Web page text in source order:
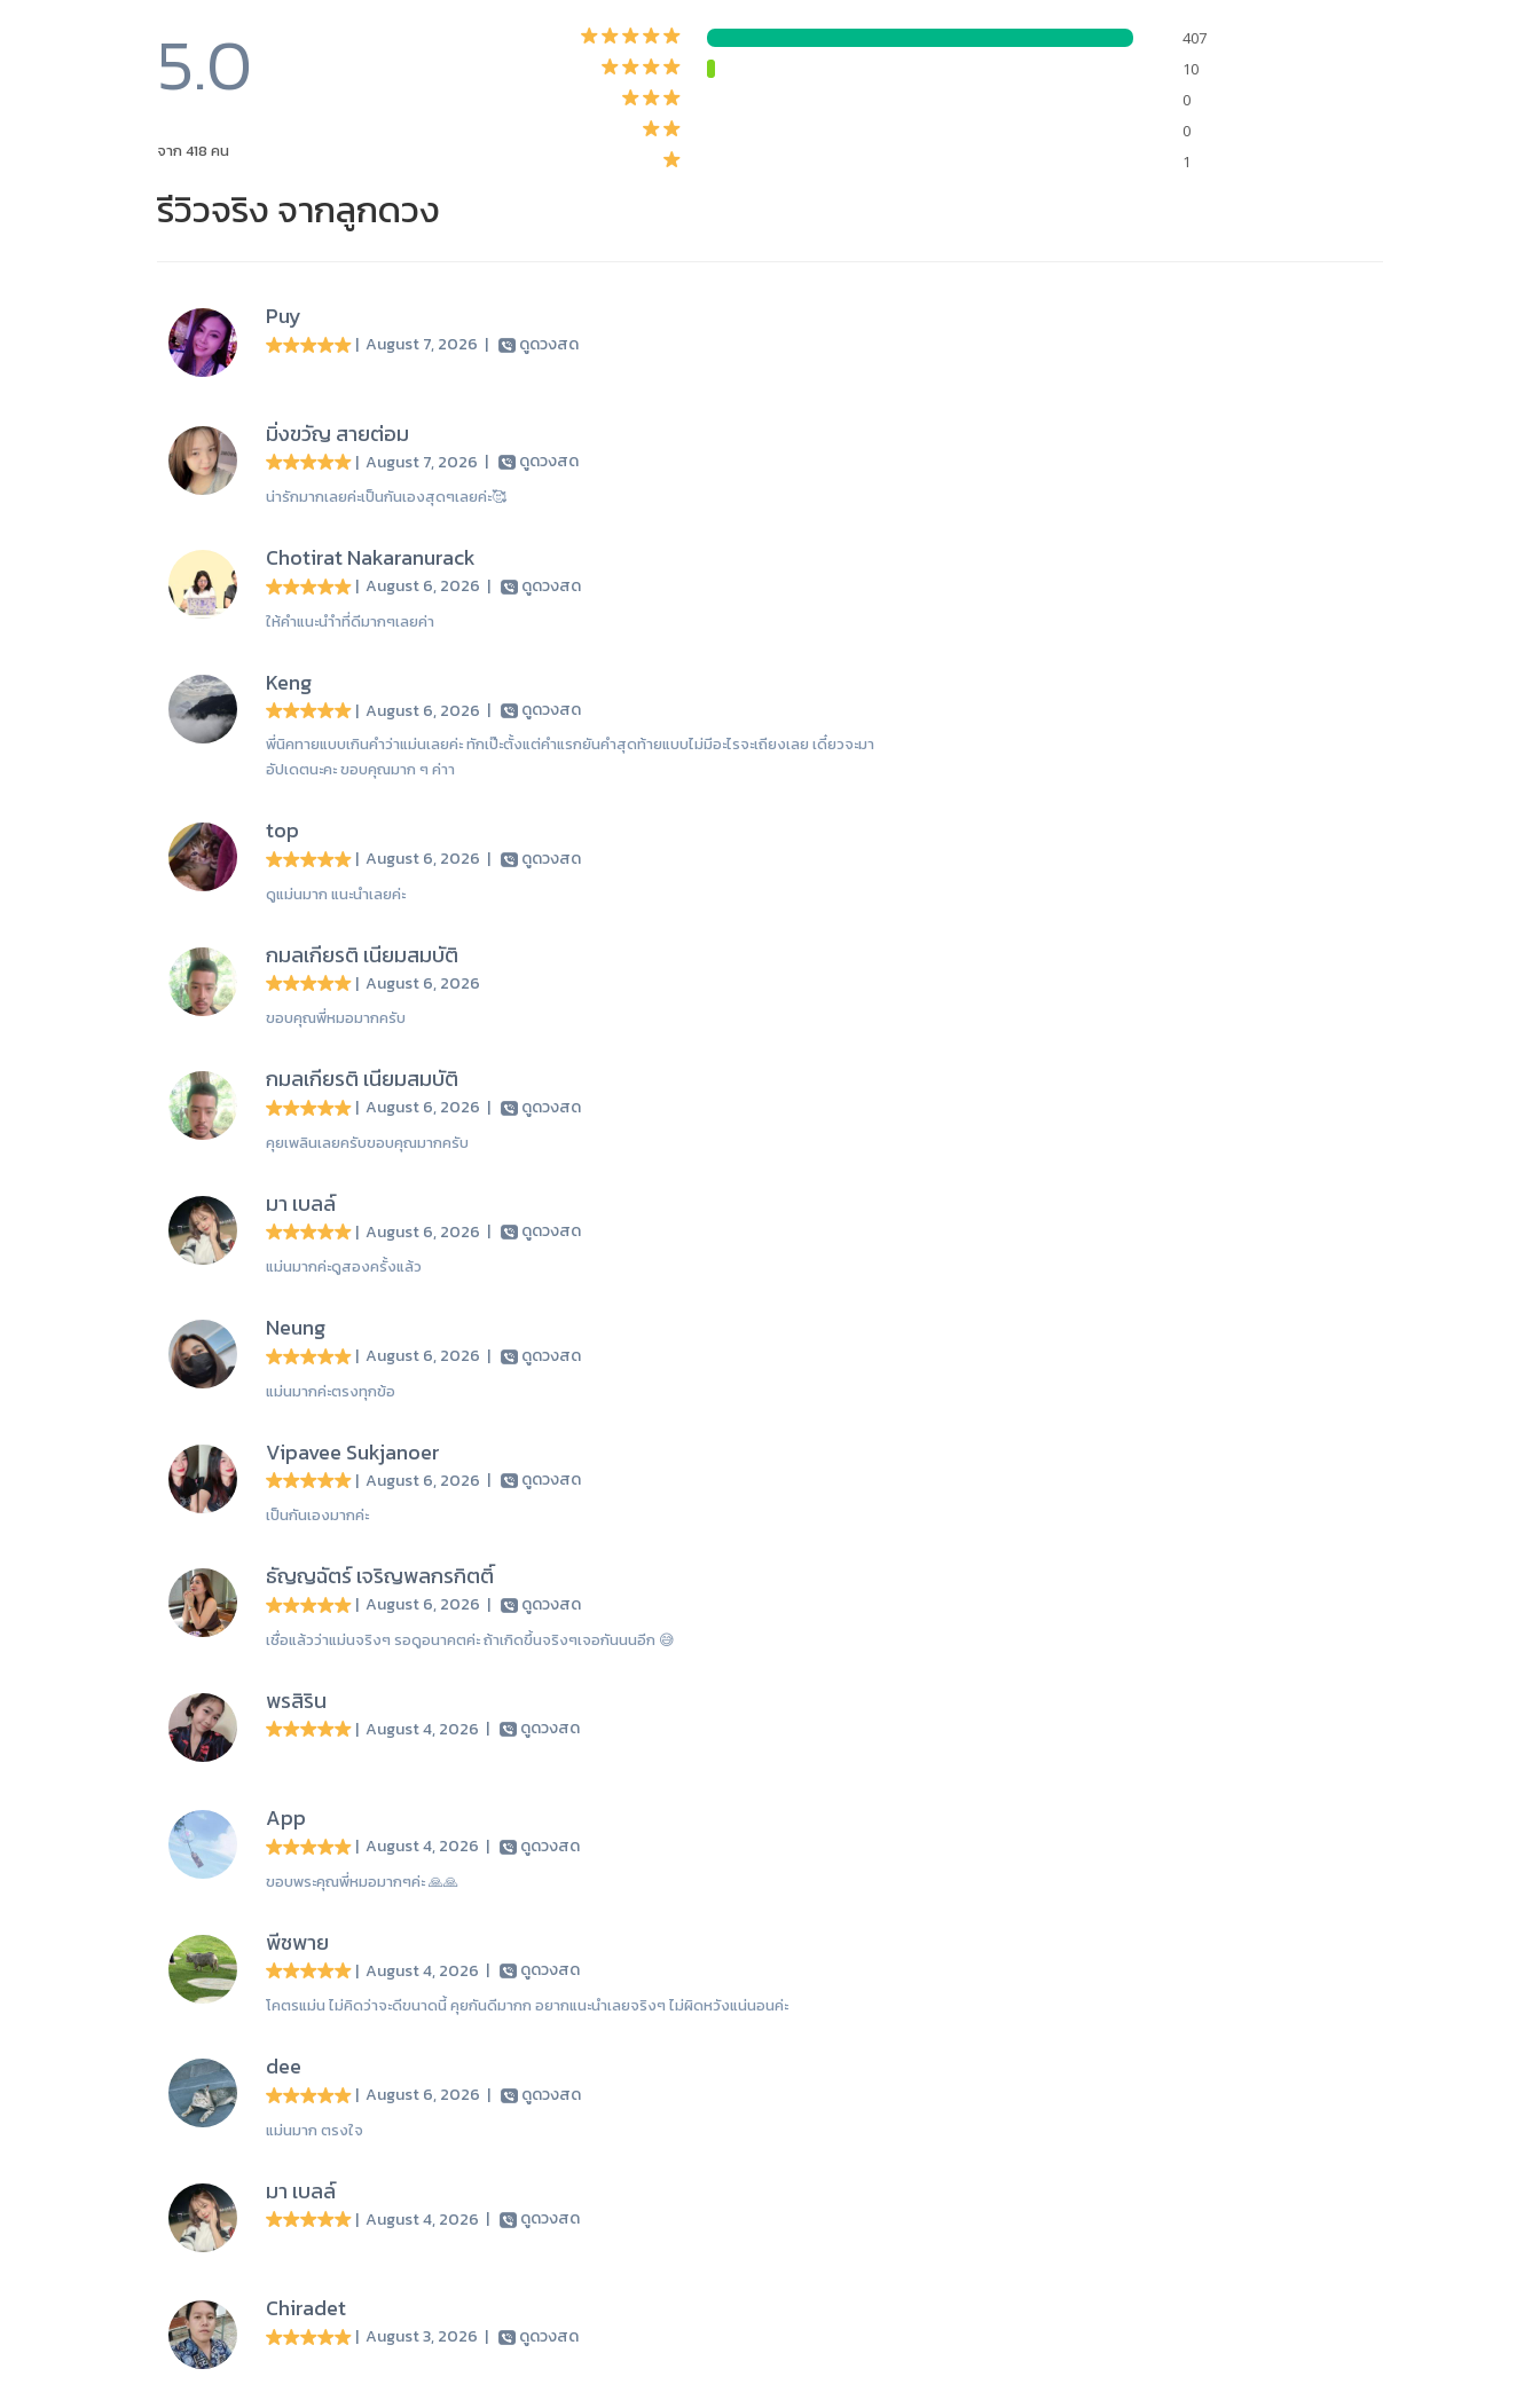
5.0
จาก 418 คน
407
10
0
0
1
รีวิวจริง จากลูกดวง
Puy
| August 7, 2026 | ดูดวงสด
มิ่งขวัญ สายต่อม
| August 7, 2026 | ดูดวงสด
น่ารักมากเลยค่ะเป็นกันเองสุดๆเลยค่ะ🥰
Chotirat Nakaranurack
| August 6, 2026 | ดูดวงสด
ให้คำแนะนำำที่ดีมากๆเลยค่า
Keng
| August 6, 2026 | ดูดวงสด
พี่นิคทายแบบเกินคำว่าแม่นเลยค่ะ ทักเป๊ะตั้งแต่คำแรกยันคำสุดท้ายแบบไม่มีอะไรจะเถียงเลย เดี๋ยวจะมา
อัปเดตนะคะ ขอบคุณมาก ๆ ค่าา
top
| August 6, 2026 | ดูดวงสด
ดูแม่นมาก แนะนำเลยค่ะ
กมลเกียรติ เนียมสมบัติ
| August 6, 2026
ขอบคุณพี่หมอมากครับ
กมลเกียรติ เนียมสมบัติ
| August 6, 2026 | ดูดวงสด
คุยเพลินเลยครับขอบคุณมากครับ
มา เบลล์
| August 6, 2026 | ดูดวงสด
แม่นมากค่ะดูสองครั้งแล้ว
Neung
| August 6, 2026 | ดูดวงสด
แม่นมากค่ะตรงทุกข้อ
Vipavee Sukjanoer
| August 6, 2026 | ดูดวงสด
เป็นกันเองมากค่ะ
ธัญญฉัตร์ เจริญพลกรกิตติ์
| August 6, 2026 | ดูดวงสด
เชื่อแล้วว่าแม่นจริงๆ รอดูอนาคตค่ะ ถ้าเกิดขึ้นจริงๆเจอกันนนอีก 😅
พรสิริน
| August 4, 2026 | ดูดวงสด
App
| August 4, 2026 | ดูดวงสด
ขอบพระคุณพี่หมอมากๆค่ะ 🙏🙏
พีชพาย
| August 4, 2026 | ดูดวงสด
โคตรแม่น ไม่คิดว่าจะดีขนาดนี้ คุยกันดีมากก อยากแนะนำเลยจริงๆ ไม่ผิดหวังแน่นอนค่ะ
dee
| August 6, 2026 | ดูดวงสด
แม่นมาก ตรงใจ
มา เบลล์
| August 4, 2026 | ดูดวงสด
Chiradet
| August 3, 2026 | ดูดวงสด